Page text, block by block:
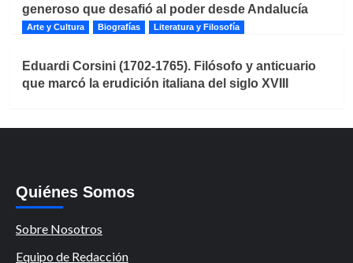
generoso que desafió al poder desde Andalucía
Arte y Cultura Biografías Literatura y Filosofía
Eduardi Corsini (1702-1765). Filósofo y anticuario
que marcó la erudición italiana del siglo XVIII
Quiénes Somos
Sobre Nosotros
Equipo de Redacción